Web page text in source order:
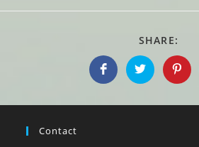
SHARE:
Contact